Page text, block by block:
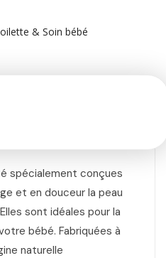
& Soin bébé
spécialement conçues
et en douceur la peau
sont idéales pour la
bébé. Fabriquées à
naturelle